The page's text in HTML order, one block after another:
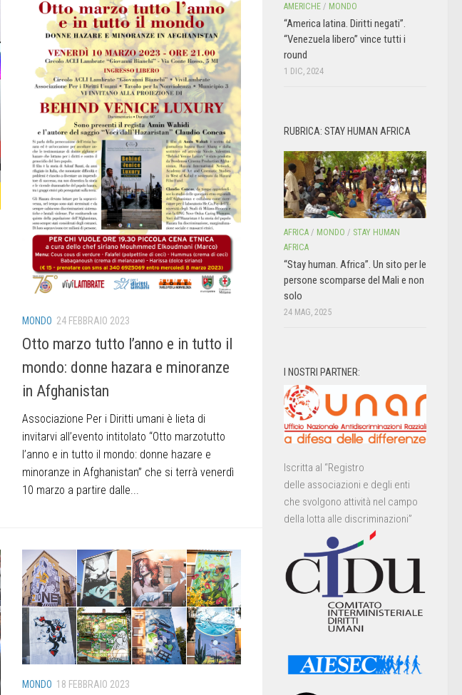
MONDO 24 FEBBRAIO 2023
Otto marzo tutto l’anno e in tutto il
mondo: donne hazara e minoranze
in Afghanistan
Associazione Per i Diritti umani è lieta di
invitarvi all’evento intitolato “Otto marzotutto
l’anno e in tutto il mondo: donne hazare e
minoranze in Afghanistan” che si terrà venerdì
10 marzo a partire dalle...
MONDO 18 FEBBRAIO 2023
AMERICHE / MONDO
“America latina. Diritti negati”.
“Venezuela libero” vince tutti i
round
1 DIC, 2024
RUBRICA: STAY HUMAN AFRICA
AFRICA / MONDO / STAY HUMAN
AFRICA
“Stay human. Africa”. Un sito per le
persone scomparse del Mali e non
solo
24 MAG, 2025
I NOSTRI PARTNER:
Iscritta al “Registro
delle associazioni e degli enti
che svolgono attività nel campo
della lotta alle discriminazioni”